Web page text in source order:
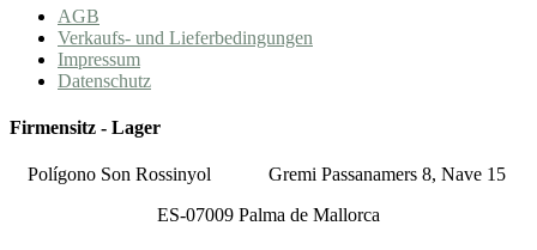
AGB
Verkaufs- und Lieferbedingungen
Impressum
Datenschutz
Firmensitz - Lager
Polígono Son Rossinyol Gremi Passanamers 8, Nave 15
ES-07009 Palma de Mallorca